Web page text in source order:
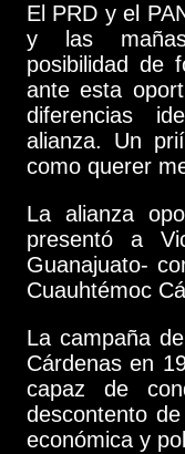
El PRD y el
y las
posibilidad de
ante esta
diferencias
alianza. Un
como querer
La alianza
presentó a
Guanajuato-
Cuauhtémoc
La campaña
Cárdenas en
capaz de
descontento
económica y